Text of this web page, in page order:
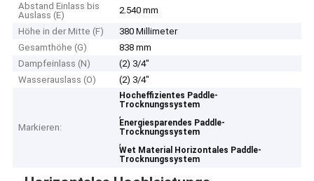
Abstand Einlass bis
Auslass (E)
2.540 mm
Höhe in der Mitte (F)
380 Millimeter
Gesamthöhe (G)
838 mm
Dampfeinlass (N)
(2) 3/4"
Wasserauslass (O)
(2) 3/4"
Markieren:
Hocheffizientes Paddle-
Trocknungssystem
,
Energiesparendes Paddle-
Trocknungssystem
,
Wet Material Horizontales Paddle-
Trocknungssystem